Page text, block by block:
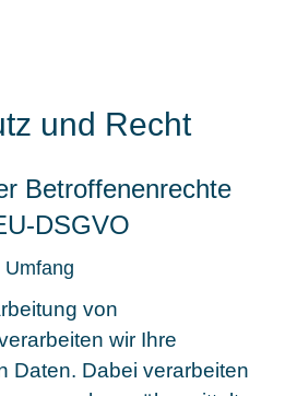
und Recht
Betroffenenrechte
DSGVO
von
wir Ihre
Daten. Dabei verarbeiten